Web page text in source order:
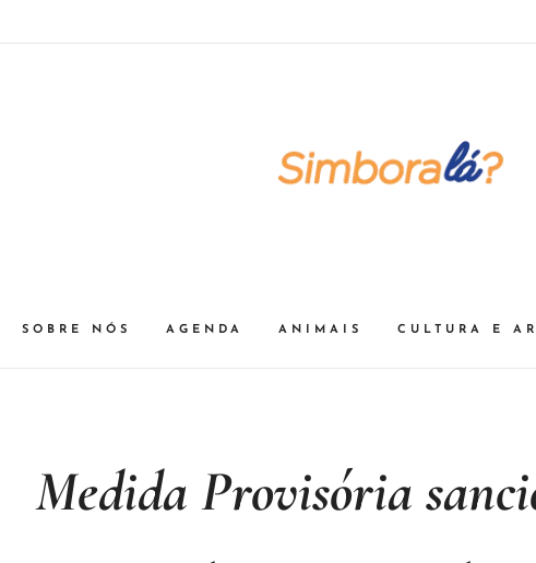
SOBRE NÓS AGENDA ANIMAIS CULTURA E
Medida Provisória